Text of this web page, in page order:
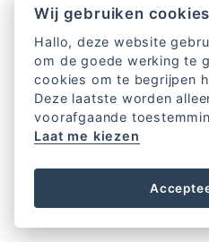
Wij gebruiken
Hallo, deze website
om de goede werking te
cookies om te begrijpen
Deze laatste worden
voorafgaande
Laat me kiezen